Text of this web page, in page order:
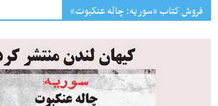
فروش کتاب «سوریه: چاله عنکبوت»